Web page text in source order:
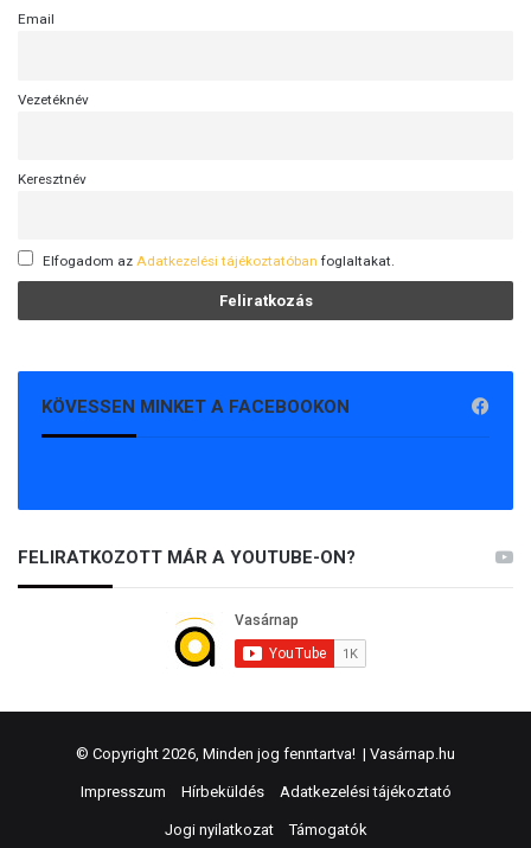
Email
Vezetéknév
Keresztnév
Elfogadom az Adatkezelési tájékoztatóban foglaltakat.
KÖVESSEN MINKET A FACEBOOKON
FELIRATKOZOTT MÁR A YOUTUBE-ON?
© Copyright 2026, Minden jog fenntartva! | Vasárnap.hu
Impresszum Hírbeküldés Adatkezelési tájékoztató
Jogi nyilatkozat Támogatók